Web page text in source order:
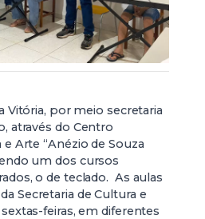
Vitória, por meio secretaria
através do Centro
Arte “Anézio de Souza
um dos cursos
o de teclado. As aulas
Secretaria de Cultura e
feiras, em diferentes